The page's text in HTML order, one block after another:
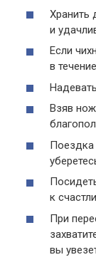
Хранить
и
Если
в
Взяв
Поездка
к
При
вы